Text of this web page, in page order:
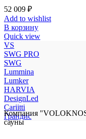
52 009 ₽
Add to wishlist
В корзину
Quick view
VS
SWG PRO
SWG
Lummina
Lumker
HARVIA
DesignLed
Cariitti
Грандис
Компания
сауны